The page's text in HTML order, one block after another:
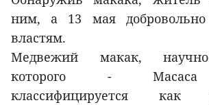
ним, а 13 мая добровольно
властям.
Медвежий макак,
которого - Macaca
классифицируется